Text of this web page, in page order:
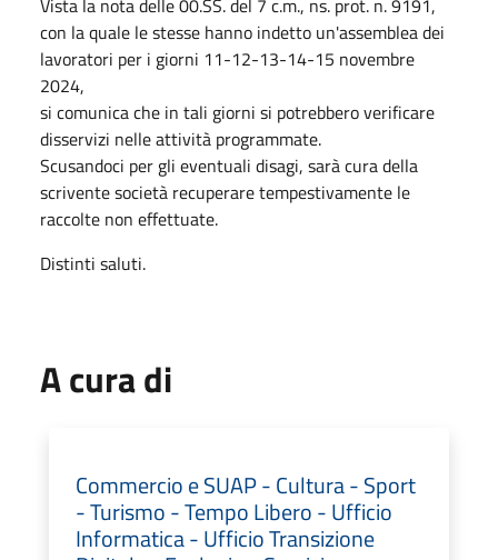
con la quale le stesse hanno indetto un'assemblea dei
lavoratori per i giorni 11-12-13-14-15 novembre
2024,
si comunica che in tali giorni si potrebbero verificare
disservizi nelle attività programmate.
Scusandoci per gli eventuali disagi, sarà cura della
scrivente società recuperare tempestivamente le
raccolte non effettuate.
Distinti saluti.
A cura di
Commercio e SUAP - Cultura - Sport
- Turismo - Tempo Libero - Ufficio
Informatica - Ufficio Transizione